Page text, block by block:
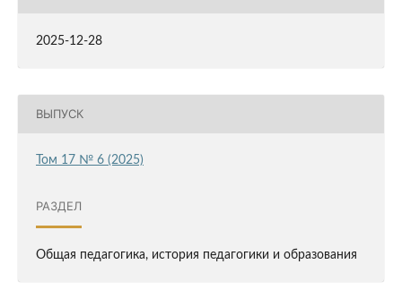
2025-12-28
ВЫПУСК
Том 17 № 6 (2025)
РАЗДЕЛ
Общая педагогика, история педагогики и образования